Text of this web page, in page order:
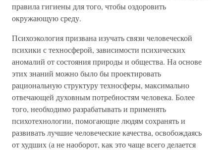
правила гигиены для того, чтобы оздоровить
окружающую среду.
Психоэкология призвана изучать связи человеческой
психики с техносферой, зависимости психических
аномалий от состояния природы и общества. На основе
этих знаний можно было бы проектировать
рациональную структуру техносферы, максимально
отвечающей духовным потребностям человека. Более
того, необходимо разрабатывать и применять
психотехнологии, помогающие людям сохранять и
развивать лучшие человеческие качества, освобождаясь
от худших (а не наоборот, как это чаще всего делается